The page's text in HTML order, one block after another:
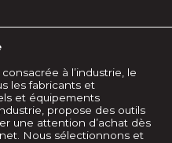
à l’industrie, le
les fabricants et
et équipements
propose des outils
une attention d’achat dès
Nous sélectionnons et